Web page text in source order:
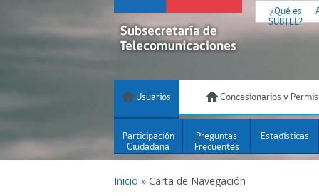
¿Qué es
SUBTEL?
Usuarios Concesionarios y
Participación
Ciudadana
Preguntas
Frecuentes
Estadísticas
Inicio » Carta de Navegación